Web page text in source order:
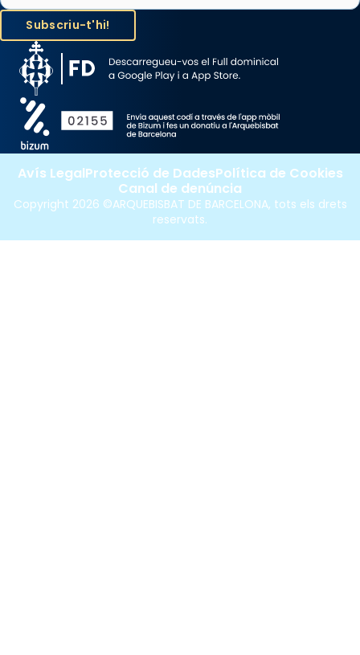
Copyright 2026 ©ARQUEBISBAT DE BARCELONA, tots els drets
reservats.
Avís LegalProtecció de DadesPolítica de Cookies
Canal de denúncia